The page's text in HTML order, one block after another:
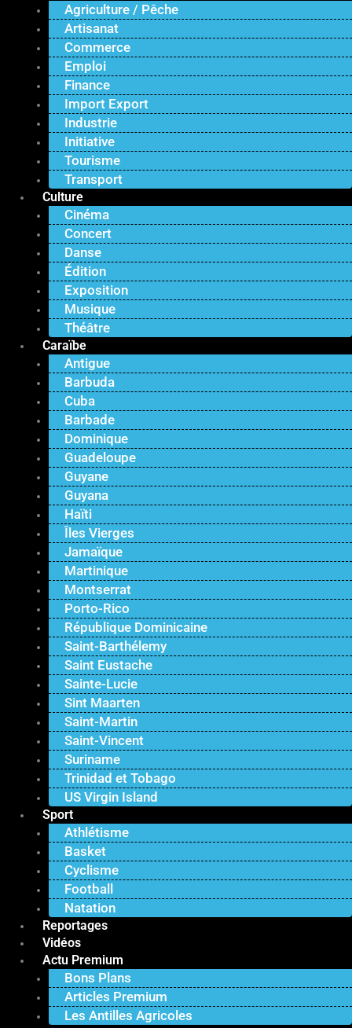
Agriculture / Pêche
Artisanat
Commerce
Emploi
Finance
Import Export
Industrie
Initiative
Tourisme
Transport
Culture
Cinéma
Concert
Danse
Édition
Exposition
Musique
Théâtre
Caraïbe
Antigue
Barbuda
Cuba
Barbade
Dominique
Guadeloupe
Guyane
Guyana
Haïti
Îles Vierges
Jamaïque
Martinique
Montserrat
Porto-Rico
République Dominicaine
Saint-Barthélemy
Saint Eustache
Sainte-Lucie
Sint Maarten
Saint-Martin
Saint-Vincent
Suriname
Trinidad et Tobago
US Virgin Island
Sport
Athlétisme
Basket
Cyclisme
Football
Natation
Reportages
Vidéos
Actu Premium
Bons Plans
Articles Premium
Les Antilles Agricoles